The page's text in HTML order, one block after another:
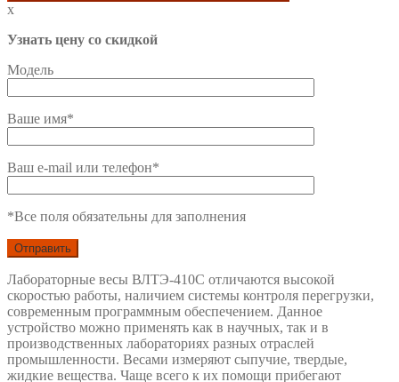
x
Узнать цену со скидкой
Модель
Ваше имя*
Ваш e-mail или телефон*
*Все поля обязательны для заполнения
Лабораторные весы ВЛТЭ-410С отличаются высокой
скоростью работы, наличием системы контроля перегрузки,
современным программным обеспечением. Данное
устройство можно применять как в научных, так и в
производственных лабораториях разных отраслей
промышленности. Весами измеряют сыпучие, твердые,
жидкие вещества. Чаще всего к их помощи прибегают